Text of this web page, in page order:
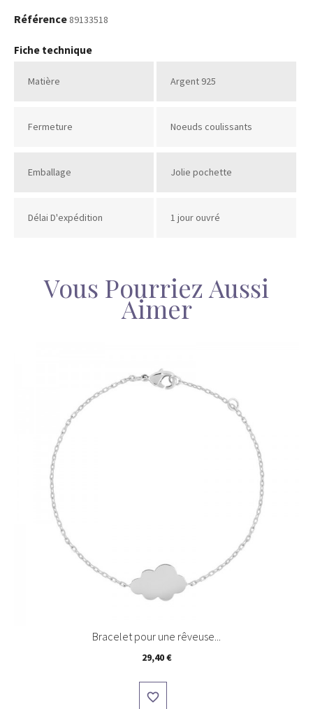
Référence 89133518
Fiche technique
Matière Argent 925
Fermeture Noeuds coulissants
Emballage Jolie pochette
Délai D'expédition 1 jour ouvré
Vous Pourriez Aussi
Aimer
Bracelet pour une rêveuse...
Prix
29,40 €
